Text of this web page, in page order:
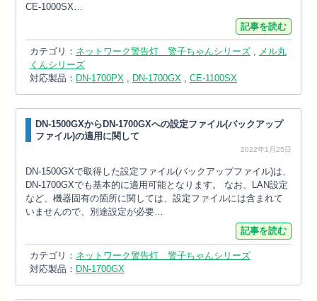
CE-1000SX…
記事を読む
カテゴリ： ネットワーク警告灯 警子ちゃんシリーズ, メル丸
くんシリーズ
対応製品： DN-1700PX, DN-1700GX, CE-1100SX
DN-1500GXからDN-1700GXへの設定ファイル(バックアップ
ファイル)の適用に関して
2022年1月25日
DN-1500GXで取得した設定ファイル(バックアップファイル)は、
DN-1700GXでも基本的に適用可能となります。 なお、LAN設定
など、機器固有の箇所に関しては、設定ファイルには含まれて
いませんので、別途設定が必要…
記事を読む
カテゴリ： ネットワーク警告灯 警子ちゃんシリーズ
対応製品： DN-1700GX